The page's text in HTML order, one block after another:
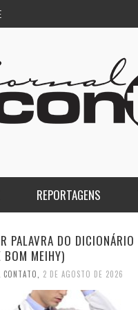
REPORTAGENS
VISITA DO “VAR” (JC
MEIHY)
CONTATO 26 DE JULHO DE 2026